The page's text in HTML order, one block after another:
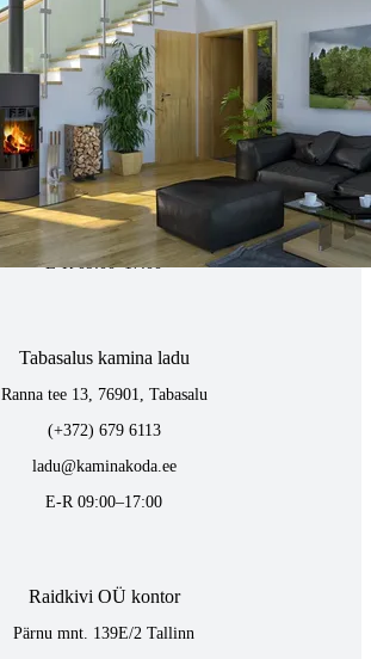
E-R 10:00-18:30
Tartus kivi töötlemine
Tähe 127E, Tartu
(+372) 747 7107
vaino@raidkivi.ee
E-R 09:00–17:00
Tabasalus kamina ladu
Ranna tee 13, 76901, Tabasalu
(+372) 679 6113
ladu@kaminakoda.ee
E-R 09:00–17:00
Raidkivi OÜ kontor
Pärnu mnt. 139E/2 Tallinn